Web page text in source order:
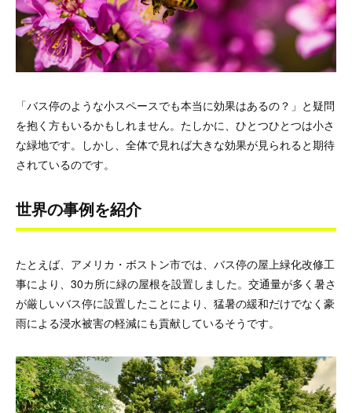
「バス停のような小スペースでも本当に効果はあるの？」と疑問
を抱く方もいるかもしれません。たしかに、ひとつひとつは小さ
な緑地です。しかし、全体で見れば大きな効果が見られると期待
されているのです。
世界の事例を紹介
たとえば、アメリカ・ボストン市では、バス停の屋上緑化改修工
事により、30カ所に緑の屋根を設置しました。交通量が多く暑さ
が厳しいバス停に設置したことにより、猛暑の緩和だけでなく豪
雨による浸水被害の軽減にも貢献しているそうです。